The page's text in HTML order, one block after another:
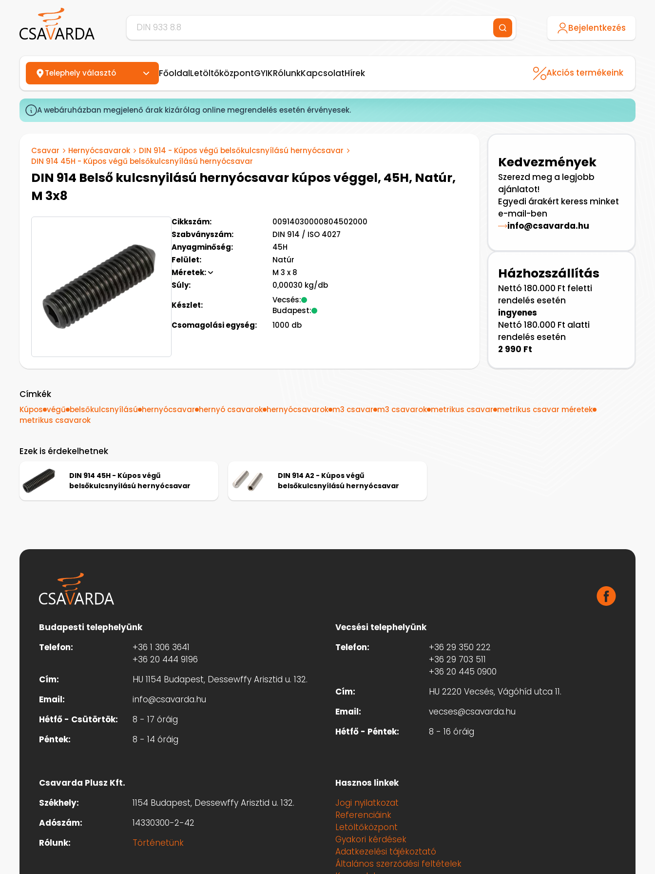
Bejelentkezés
Telephely választó FőoldalLetöltőközpontGYIKRólunkKapcsolatHírek Akciós termékeink
A webáruházban megjelenő árak kizárólag online megrendelés esetén érvényesek.
Csavar Hernyócsavarok
DIN 914 - Kúpos végű belsőkulcsnyílású hernyócsavar
DIN 914 45H - Kúpos végű belsőkulcsnyílású hernyócsavar
DIN 914 Belső kulcsnyilású hernyócsavar kúpos véggel, 45H, Natúr,
M 3x8
Cikkszám:
00914030000804502000
Szabványszám:
DIN 914 / ISO 4027
Anyagminőség:
45H
Felület:
Natúr
Méretek:
M 3 x 8
Súly:
0,00030 kg/db
Készlet:
Vecsés:
Budapest:
Csomagolási egység:
1000 db
Kedvezmények
Szerezd meg a legjobb
ajánlatot!
Egyedi árakért keress minket
e-mail-ben
info@csavarda.hu
Házhozszállítás
Nettó 180.000 Ft feletti
rendelés esetén
ingyenes
Nettó 180.000 Ft alatti
rendelés esetén
2 990 Ft
Címkék
Kúpos végű belsőkulcsnyílású hernyócsavar hernyó csavarok hernyócsavarok m3 csavar m3 csavarok metrikus csavar metrikus csavar méretek
metrikus csavarok
Ezek is érdekelhetnek
DIN 914 45H - Kúpos végű
belsőkulcsnyílású hernyócsavar
DIN 914 A2 - Kúpos végű
belsőkulcsnyílású hernyócsavar
Csavarda Plusz Kft.
Székhely:
1154 Budapest, Dessewffy Arisztid u. 132.
Adószám:
14330300-2-42
Rólunk:
Történetünk
Budapesti telephelyünk
Telefon:
+36 1 306 3641
+36 20 444 9196
Cím:
HU 1154 Budapest, Dessewffy Arisztid u. 132.
Email:
info@csavarda.hu
Hétfő - Csütörtök:
8 - 17 óráig
Péntek:
8 - 14 óráig
Vecsési telephelyünk
Telefon:
+36 29 350 222
+36 29 703 511
+36 20 445 0900
Cím:
HU 2220 Vecsés, Vágóhíd utca 11.
Email:
vecses@csavarda.hu
Hétfő - Péntek:
8 - 16 óráig
Hasznos linkek
Jogi nyilatkozat
Referenciáink
Letöltőközpont
Gyakori kérdések
Adatkezelési tájékoztató
Általános szerződési feltételek